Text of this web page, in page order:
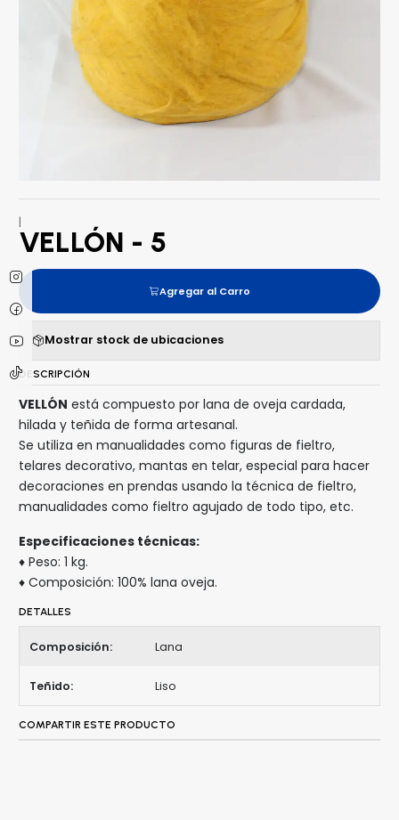
VELLÓN - 5
Agregar al Carro
Mostrar stock de ubicaciones
DESCRIPCIÓN
VELLÓN está compuesto por lana de oveja cardada,
hilada y teñida de forma artesanal.
Se utiliza en manualidades como figuras de fieltro,
telares decorativo, mantas en telar, especial para hacer
decoraciones en prendas usando la técnica de fieltro,
manualidades como fieltro agujado de todo tipo, etc.
Especificaciones técnicas:
♦ Peso: 1 kg.
♦ Composición: 100% lana oveja.
DETALLES
Composición: Lana
Teñido: Liso
COMPARTIR ESTE PRODUCTO